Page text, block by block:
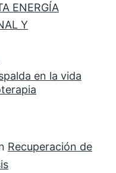
ENERGÍA
Y
en la vida
Recuperación de